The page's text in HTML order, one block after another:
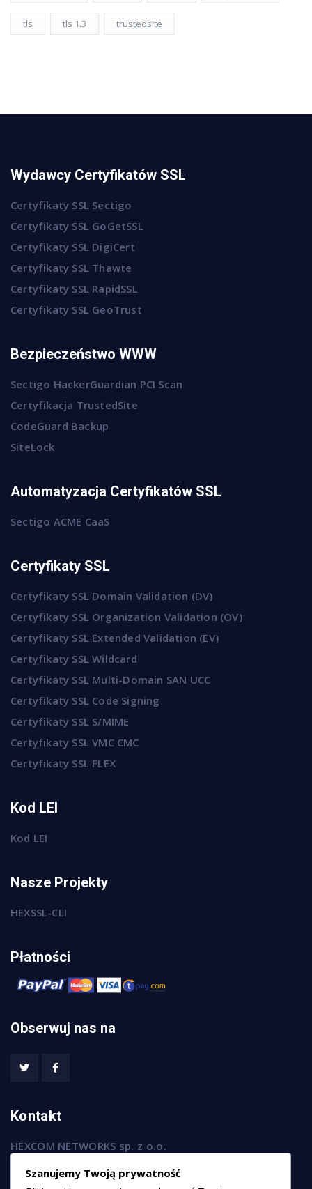
tls tls 1.3 trustedsite
Wydawcy Certyfikatów SSL
Certyfikaty SSL Sectigo
Certyfikaty SSL GoGetSSL
Certyfikaty SSL DigiCert
Certyfikaty SSL Thawte
Certyfikaty SSL RapidSSL
Certyfikaty SSL GeoTrust
Bezpieczeństwo WWW
Sectigo HackerGuardian PCI Scan
Certyfikacja TrustedSite
CodeGuard Backup
SiteLock
Automatyzacja Certyfikatów SSL
Sectigo ACME CaaS
Certyfikaty SSL
Certyfikaty SSL Domain Validation (DV)
Certyfikaty SSL Organization Validation (OV)
Certyfikaty SSL Extended Validation (EV)
Certyfikaty SSL Wildcard
Certyfikaty SSL Multi-Domain SAN UCC
Certyfikaty SSL Code Signing
Certyfikaty SSL S/MIME
Certyfikaty SSL VMC CMC
Certyfikaty SSL FLEX
Kod LEI
Kod LEI
Nasze Projekty
HEXSSL-CLI
Płatności
Obserwuj nas na
Kontakt
HEXCOM NETWORKS sp. z o.o.
ul. Marsz. Józefa Piłsudskiego 74/320,
Szanujemy Twoją prywatność